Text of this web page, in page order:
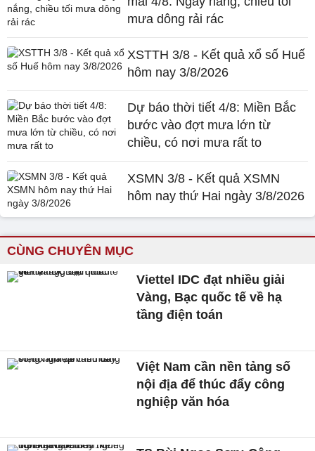
mưa dông rải rác
XSTTH 3/8 - Kết quả xổ số Huế
hôm nay 3/8/2026
Dự báo thời tiết 4/8: Miền Bắc
bước vào đợt mưa lớn từ
chiều, có nơi mưa rất to
XSMN 3/8 - Kết quả XSMN
hôm nay thứ Hai ngày 3/8/2026
CÙNG CHUYÊN MỤC
Viettel IDC đạt nhiều giải
Vàng, Bạc quốc tế về hạ
tầng điện toán
Việt Nam cần nền tảng số
nội địa để thúc đẩy công
nghiệp văn hóa